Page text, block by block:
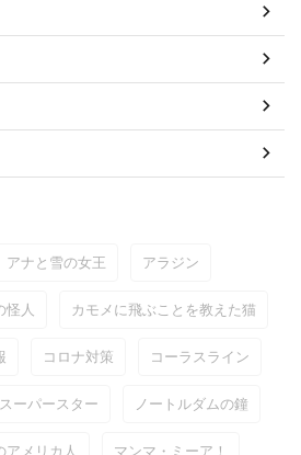
アナと雪の女王 アラジン
怪人 カモメに飛ぶことを教えた猫
コロナ対策 コーラスライン
ーパースター ノートルダムの鐘
アメリカ人 マンマ・ミーア！